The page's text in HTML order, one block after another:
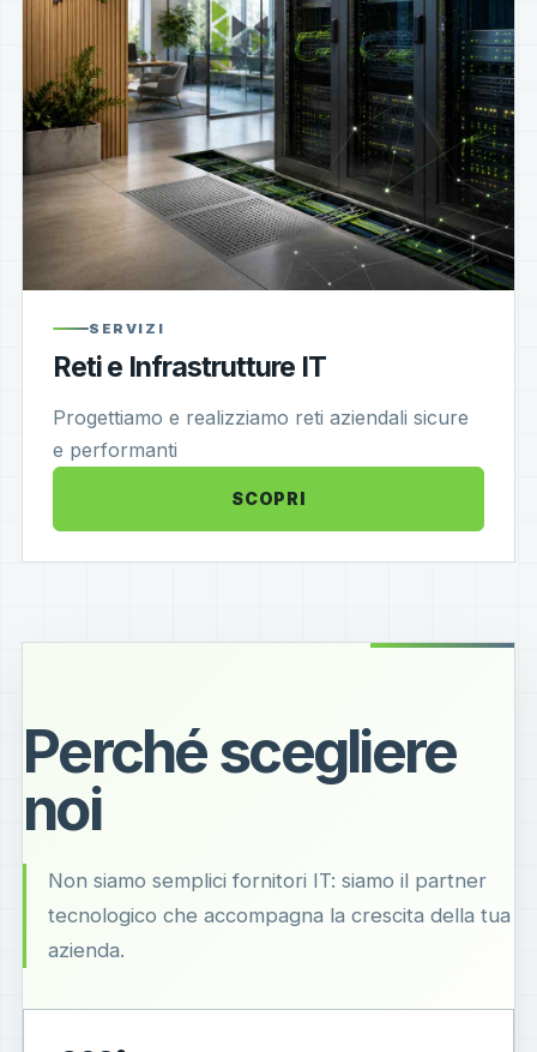
SERVIZI
Reti e Infrastrutture IT
Progettiamo e realizziamo reti aziendali sicure
e performanti
SCOPRI
Perché scegliere
noi
Non siamo semplici fornitori IT: siamo il partner
tecnologico che accompagna la crescita della tua
azienda.